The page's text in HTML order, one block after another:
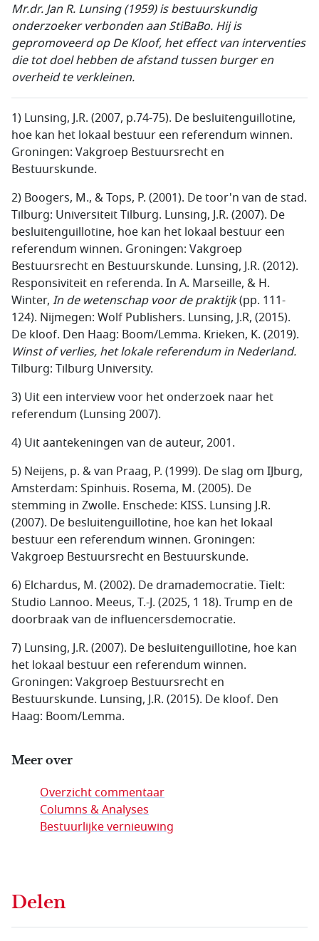
Mr.dr. Jan R. Lunsing (1959) is bestuurskundig
onderzoeker verbonden aan StiBaBo. Hij is
gepromoveerd op De Kloof, het effect van interventies
die tot doel hebben de afstand tussen burger en
overheid te verkleinen.
1) Lunsing, J.R. (2007, p.74-75). De besluitenguillotine,
hoe kan het lokaal bestuur een referendum winnen.
Groningen: Vakgroep Bestuursrecht en
Bestuurskunde.
2) Boogers, M., & Tops, P. (2001). De toor'n van de stad.
Tilburg: Universiteit Tilburg. Lunsing, J.R. (2007). De
besluitenguillotine, hoe kan het lokaal bestuur een
referendum winnen. Groningen: Vakgroep
Bestuursrecht en Bestuurskunde. Lunsing, J.R. (2012).
Responsiviteit en referenda. In A. Marseille, & H.
Winter, In de wetenschap voor de praktijk(pp. 111-
124). Nijmegen: Wolf Publishers. Lunsing, J.R, (2015).
De kloof. Den Haag: Boom/Lemma. Krieken, K. (2019).
Winst of verlies, het lokale referendum in Nederland.
Tilburg: Tilburg University.
3) Uit een interview voor het onderzoek naar het
referendum (Lunsing 2007).
4) Uit aantekeningen van de auteur, 2001.
5) Neijens, p. & van Praag, P. (1999). De slag om IJburg,
Amsterdam: Spinhuis. Rosema, M. (2005). De
stemming in Zwolle. Enschede: KISS. Lunsing J.R.
(2007). De besluitenguillotine, hoe kan het lokaal
bestuur een referendum winnen. Groningen:
Vakgroep Bestuursrecht en Bestuurskunde.
6) Elchardus, M. (2002). De dramademocratie. Tielt:
Studio Lannoo. Meeus, T.-J. (2025, 1 18). Trump en de
doorbraak van de influencersdemocratie.
7) Lunsing, J.R. (2007). De besluitenguillotine, hoe kan
het lokaal bestuur een referendum winnen.
Groningen: Vakgroep Bestuursrecht en
Bestuurskunde. Lunsing, J.R. (2015). De kloof. Den
Haag: Boom/Lemma.
Meer over
Overzicht commentaar
Columns & Analyses
Bestuurlijke vernieuwing
Delen